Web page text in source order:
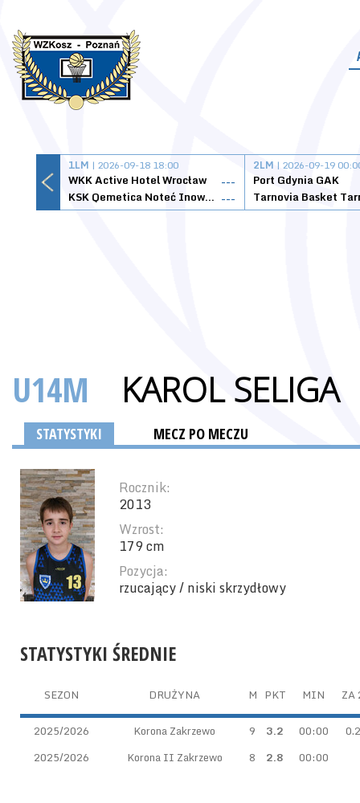
1LM | 2026-09-18 18:00
WKK Active Hotel Wrocław
---
KSK Qemetica Noteć Inowrocław ---
2LM | 2026-09-19
Port Gdynia GAK
U14M KAROL SELIGA
STATYSTYKI MECZ PO MECZU
Rocznik:
2013
Wzrost:
179 cm
Pozycja:
rzucający / niski skrzydłowy
STATYSTYKI ŚREDNIE
SEZON DRUŻYNA M PKT MIN ZA
2025/2026 Korona Zakrzewo 9 3.2 00:00
0.2
2025/2026
Korona II Zakrzewo 8 2.8 00:00